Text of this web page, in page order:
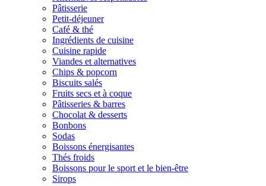
Pâtisserie
Petit-déjeuner
Café & thé
Ingrédients de cuisine
Cuisine rapide
Viandes et alternatives
Chips & popcorn
Biscuits salés
Fruits secs et à coque
Pâtisseries & barres
Chocolat & desserts
Bonbons
Sodas
Boissons énergisantes
Thés froids
Boissons pour le sport et le bien-être
Sirops